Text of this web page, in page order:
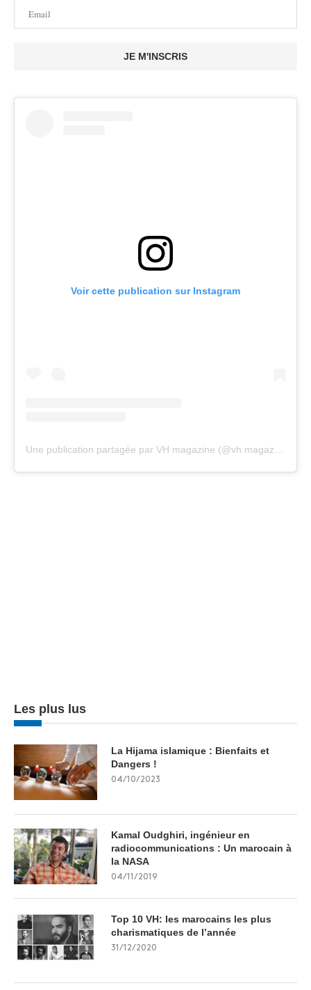
JE M'INSCRIS
Voir cette publication sur Instagram
Une publication partagée par VH magazine (@vh.magazine)
Les plus lus
La Hijama islamique : Bienfaits et
Dangers !
04/10/2023
Kamal Oudghiri, ingénieur en
radiocommunications : Un marocain à
la NASA
04/11/2019
Top 10 VH: les marocains les plus
charismatiques de l’année
31/12/2020